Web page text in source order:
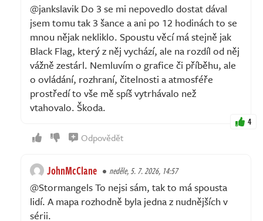
@jankslavik Do 3 se mi nepovedlo dostat dával
jsem tomu tak 3 šance a ani po 12 hodinách to se
mnou nějak nekliklo. Spoustu věcí má stejně jak
Black Flag, který z něj vychází, ale na rozdíl od něj
vážně zestárl. Nemluvím o grafice či příběhu, ale
o ovládání, rozhraní, čitelnosti a atmosféře
prostředí to vše mě spíš vytrhávalo než
vtahovalo. Škoda.
4
Odpovědět
JohnMcClane neděle, 5. 7. 2026, 14:57
@Stormangels To nejsi sám, tak to má spousta
lidí. A mapa rozhodně byla jedna z nudnějších v
sérii.